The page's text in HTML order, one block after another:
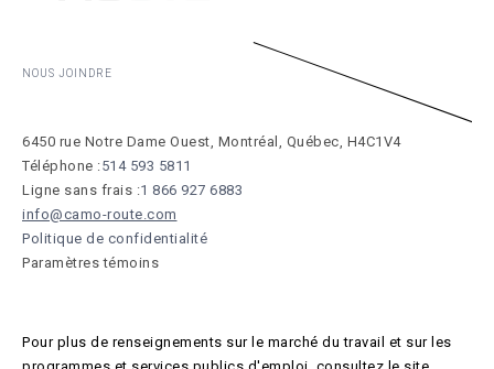
NOUS JOINDRE
6450 rue Notre Dame Ouest, Montréal, Québec, H4C1V4
Téléphone :514 593 5811
Ligne sans frais :1 866 927 6883
info@camo-route.com
Politique de confidentialité
Paramètres témoins
Pour plus de renseignements sur le marché du travail et sur les